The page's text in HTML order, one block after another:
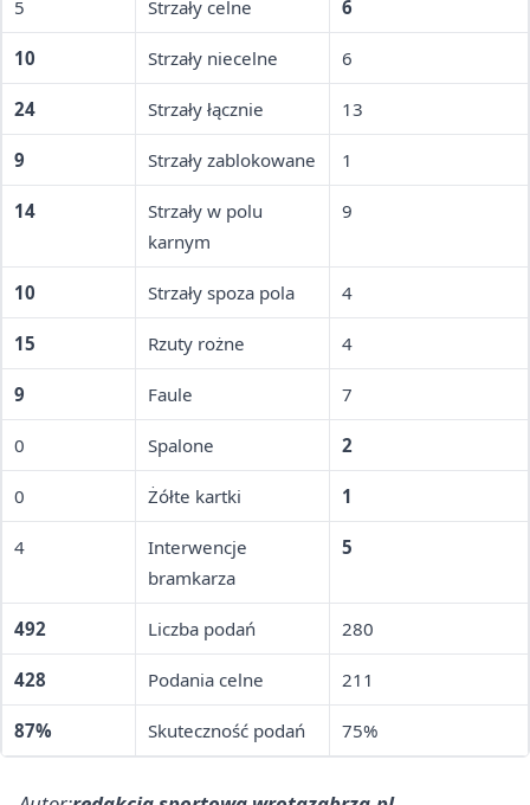
5 Strzały celne 6
10 Strzały niecelne 6
24 Strzały łącznie 13
9 Strzały zablokowane 1
14
Strzały w polu
karnym
9
10 Strzały spoza pola 4
15 Rzuty rożne 4
9 Faule 7
0 Spalone 2
0 Żółte kartki 1
4
Interwencje
bramkarza
5
492 Liczba podań 280
428 Podania celne 211
87% Skuteczność podań 75%